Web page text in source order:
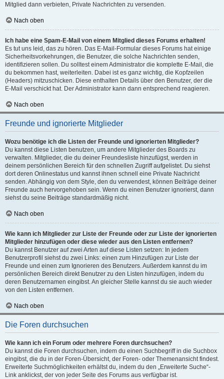
Mitglied dann verbieten, Private Nachrichten zu versenden.
Nach oben
Ich habe eine Spam-E-Mail von einem Mitglied dieses Forums erhalten!
Es tut uns leid, das zu hören. Das E-Mail-Formular dieses Forums hat einige
Sicherheitsvorkehrungen, die Benutzer, die solche Nachrichten senden,
identifizieren sollen. Du solltest einem Administrator die komplette E-Mail, die
du bekommen hast, weiterleiten. Dabei ist es ganz wichtig, die Kopfzeilen
(Headers) mitzuschicken. Diese enthalten Details über den Benutzer, der die
E-Mail verschickt hat. Der Administrator kann dann entsprechend reagieren.
Nach oben
Freunde und ignorierte Mitglieder
Wozu benötige ich die Listen der Freunde und ignorierten Mitglieder?
Du kannst diese Listen benutzen, um andere Mitglieder des Boards zu
verwalten. Mitglieder, die du deiner Freundesliste hinzufügst, werden in
deinem persönlichen Bereich für den schnellen Zugriff aufgelistet. Du siehst
dort deren Onlinestatus und kannst ihnen schnell eine Private Nachricht
senden. Abhängig von dem Style, den du verwendest, können Beiträge deiner
Freunde auch hervorgehoben sein. Wenn du einen Benutzer ignorierst, dann
siehst du seine Beiträge standardmäßig nicht.
Nach oben
Wie kann ich Mitglieder zur Liste der Freunde oder zur Liste der ignorierten
Mitglieder hinzufügen oder diese wieder aus den Listen entfernen?
Du kannst Benutzer auf zwei Arten auf diese Listen setzen: In jedem
Benutzerprofil siehst du zwei Links: einen zum Hinzufügen zur Liste der
Freunde und einen zum Ignorieren des Benutzers. Außerdem kannst du im
persönlichen Bereich direkt Benutzer zu den Listen hinzufügen, indem du
deren Benutzernamen eingibst. An gleicher Stelle kannst du sie auch wieder
von den Listen entfernen.
Nach oben
Die Foren durchsuchen
Wie kann ich ein Forum oder mehrere Foren durchsuchen?
Du kannst die Foren durchsuchen, indem du einen Suchbegriff in die Suchbox
eingibst, die du in der Foren-Übersicht, der Foren- oder Themenansicht findest.
Erweiterte Suchmöglichkeiten erhältst du, indem du den „Erweiterte Suche“-
Link anklickst, der von jeder Seite des Forums aus verfügbar ist.